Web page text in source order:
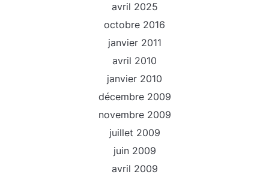
avril 2025
octobre 2016
janvier 2011
avril 2010
janvier 2010
décembre 2009
novembre 2009
juillet 2009
juin 2009
avril 2009